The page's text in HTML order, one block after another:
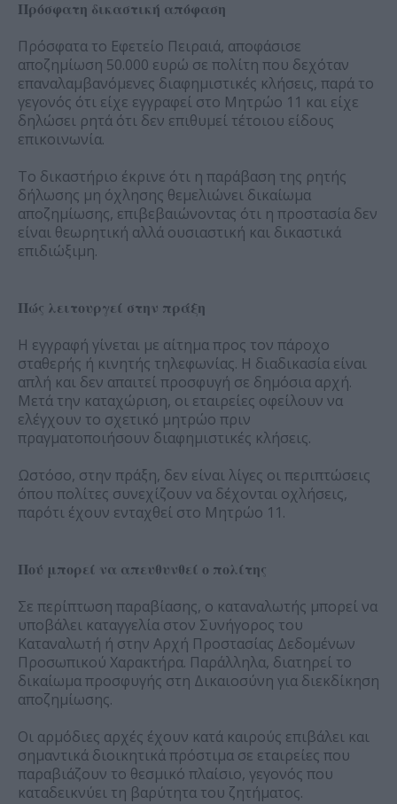
Πρόσφατη δικαστική απόφαση
Πρόσφατα το Εφετείο Πειραιά, αποφάσισε
αποζημίωση 50.000 ευρώ σε πολίτη που δεχόταν
επαναλαμβανόμενες διαφημιστικές κλήσεις, παρά το
γεγονός ότι είχε εγγραφεί στο Μητρώο 11 και είχε
δηλώσει ρητά ότι δεν επιθυμεί τέτοιου είδους
επικοινωνία.
Το δικαστήριο έκρινε ότι η παράβαση της ρητής
δήλωσης μη όχλησης θεμελιώνει δικαίωμα
αποζημίωσης, επιβεβαιώνοντας ότι η προστασία δεν
είναι θεωρητική αλλά ουσιαστική και δικαστικά
επιδιώξιμη.
Πώς λειτουργεί στην πράξη
Η εγγραφή γίνεται με αίτημα προς τον πάροχο
σταθερής ή κινητής τηλεφωνίας. Η διαδικασία είναι
απλή και δεν απαιτεί προσφυγή σε δημόσια αρχή.
Μετά την καταχώριση, οι εταιρείες οφείλουν να
ελέγχουν το σχετικό μητρώο πριν
πραγματοποιήσουν διαφημιστικές κλήσεις.
Ωστόσο, στην πράξη, δεν είναι λίγες οι περιπτώσεις
όπου πολίτες συνεχίζουν να δέχονται οχλήσεις,
παρότι έχουν ενταχθεί στο Μητρώο 11.
Πού μπορεί να απευθυνθεί ο πολίτης
Σε περίπτωση παραβίασης, ο καταναλωτής μπορεί να
υποβάλει καταγγελία στον Συνήγορος του
Καταναλωτή ή στην Αρχή Προστασίας Δεδομένων
Προσωπικού Χαρακτήρα. Παράλληλα, διατηρεί το
δικαίωμα προσφυγής στη Δικαιοσύνη για διεκδίκηση
αποζημίωσης.
Οι αρμόδιες αρχές έχουν κατά καιρούς επιβάλει και
σημαντικά διοικητικά πρόστιμα σε εταιρείες που
παραβιάζουν το θεσμικό πλαίσιο, γεγονός που
καταδεικνύει τη βαρύτητα του ζητήματος.